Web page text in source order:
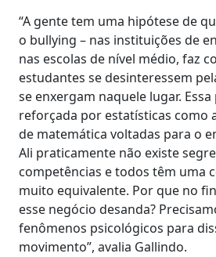
“A gente tem uma hipótese de
o bullying – nas instituições de
nas escolas de nível médio, faz
estudantes se desinteressem
se enxergam naquele lugar.
reforçada por estatísticas como
de matemática voltadas para o
Ali praticamente não existe
competências e todos têm uma
muito equivalente. Por que no
esse negócio desanda?
fenômenos psicológicos para
movimento”, avalia Gallindo.